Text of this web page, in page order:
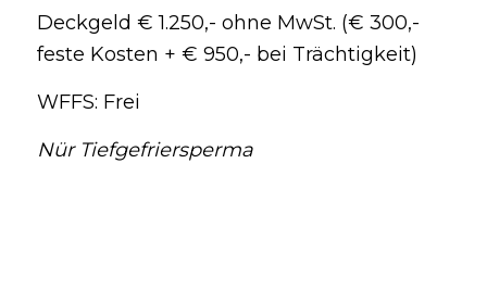
Deckgeld € 1.250,- ohne MwSt. (€ 300,-
feste Kosten + € 950,- bei Trächtigkeit)
WFFS: Frei
Nür Tiefgefriersperma